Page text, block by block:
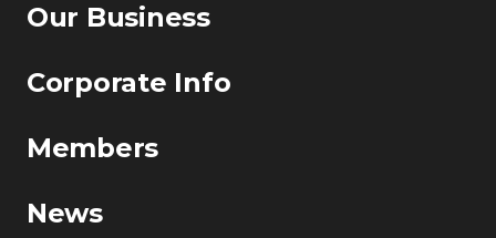
Our Business
Corporate Info
Members
News